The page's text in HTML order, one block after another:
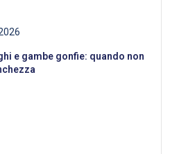
e gambe gonfie: quando non